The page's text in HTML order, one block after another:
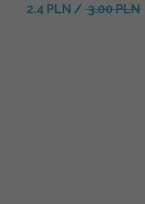
2.4 PLN / 3.00 PLN